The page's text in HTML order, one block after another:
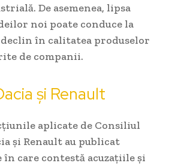
De asemenea, lipsa
noi poate conduce la
în calitatea produselor
de companii.
și Renault
aplicate de Consiliul
și Renault au publicat
care contestă acuzațiile și